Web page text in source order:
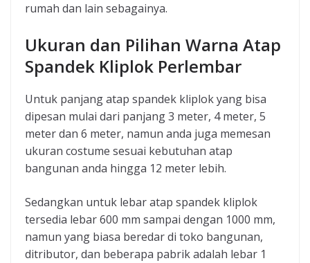
rumah dan lain sebagainya.
Ukuran dan Pilihan Warna Atap
Spandek Kliplok Perlembar
Untuk panjang atap spandek kliplok yang bisa
dipesan mulai dari panjang 3 meter, 4 meter, 5
meter dan 6 meter, namun anda juga memesan
ukuran costume sesuai kebutuhan atap
bangunan anda hingga 12 meter lebih.
Sedangkan untuk lebar atap spandek kliplok
tersedia lebar 600 mm sampai dengan 1000 mm,
namun yang biasa beredar di toko bangunan,
ditributor, dan beberapa pabrik adalah lebar 1